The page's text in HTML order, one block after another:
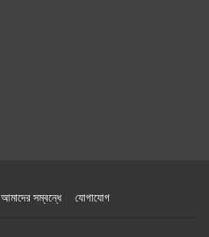
আমাদের সম্বন্ধে যোগাযোগ